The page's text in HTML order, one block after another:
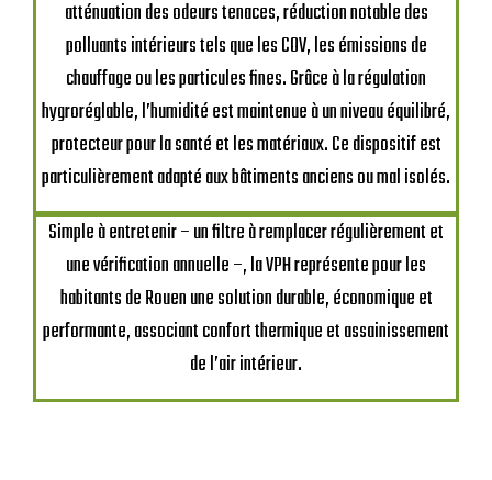
atténuation des odeurs tenaces, réduction notable des
polluants intérieurs tels que les COV, les émissions de
chauffage ou les particules fines. Grâce à la régulation
hygroréglable, l’humidité est maintenue à un niveau équilibré,
protecteur pour la santé et les matériaux. Ce dispositif est
particulièrement adapté aux bâtiments anciens ou mal isolés.
Simple à entretenir – un filtre à remplacer régulièrement et
une vérification annuelle –, la VPH représente pour les
habitants de Rouen une solution durable, économique et
performante, associant confort thermique et assainissement
de l’air intérieur.